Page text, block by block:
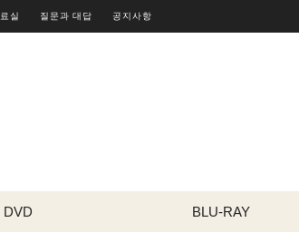
실 질문과 대답 공지사항
DVD BLU-RAY